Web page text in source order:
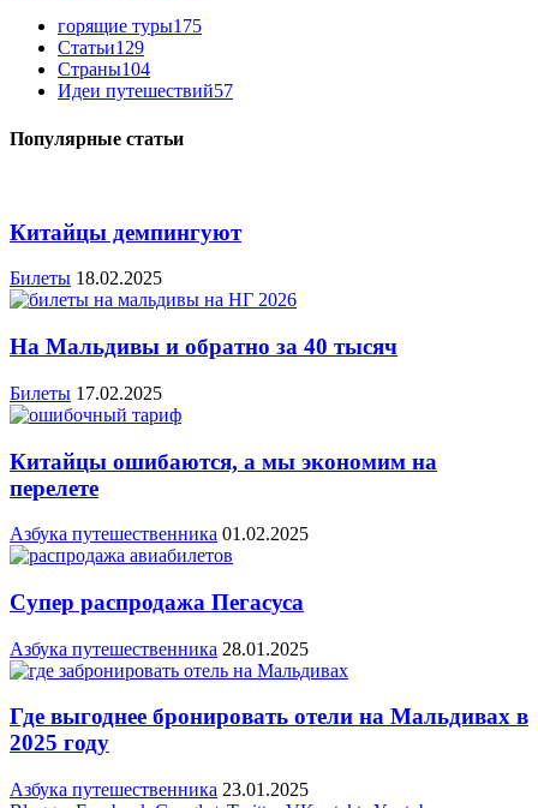
горящие туры175
Статьи129
Страны104
Идеи путешествий57
Популярные статьи
Китайцы демпингуют
Билеты 18.02.2025
На Мальдивы и обратно за 40 тысяч
Билеты 17.02.2025
Китайцы ошибаются, а мы экономим на
перелете
Азбука путешественника 01.02.2025
Супер распродажа Пегасуса
Азбука путешественника 28.01.2025
Где выгоднее бронировать отели на Мальдивах в
2025 году
Азбука путешественника 23.01.2025